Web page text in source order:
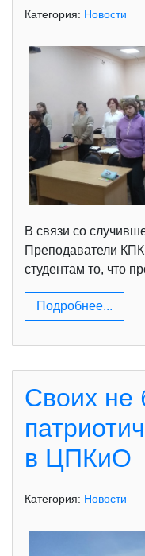
Категория: Новости
В связи со
Преподаватели КПК
студентам то, что
Подробнее...
Своих не
в ЦПКиО
Категория: Новости